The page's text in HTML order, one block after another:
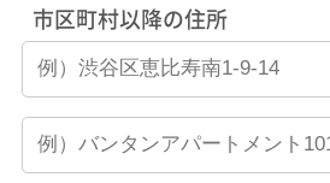
市区町村以降の住所